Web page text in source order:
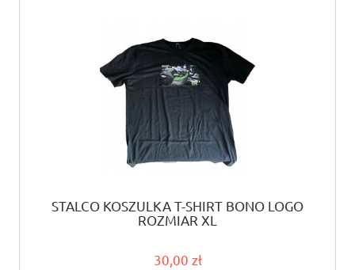
STALCO KOSZULKA T-SHIRT BONO LOGO
ROZMIAR XL
30,00 zł